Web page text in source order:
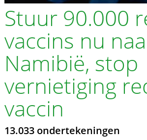
Stuur 90.000
vaccins nu
Namibië, stop
vernietiging
vaccin
13.033 ondertekeningen